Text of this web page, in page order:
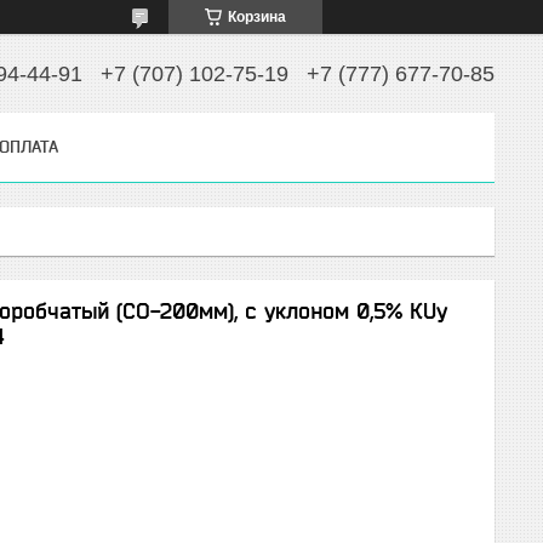
Корзина
44-91 +7 (707) 102-75-19 +7 (777) 677-70-85
(СО-200мм), с уклоном 0,5% КUу